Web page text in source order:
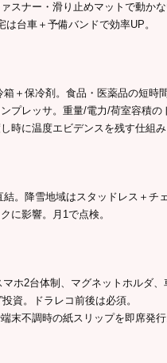
スナー・滑り止めマットで動かな
台車＋予備バンドで効率UP。
＋保冷剤。食品・医薬品の短時間
プレッサ。重量/電力/荷室容積の
時に温度エビデンスを残す仕組み
。降雪地域はスタッドレス＋チ
に影響。月1で点検。
ホ2台体制、マグネットホルダ、
資。ドラレコ前後は必須。
末不調時の紙スリップを即席発行